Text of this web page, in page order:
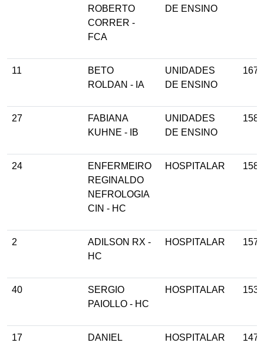
ROBERTO
CORRER -
FCA
DE ENSINO
11
BETO
ROLDAN - IA
UNIDADES
DE ENSINO
167
27
FABIANA
KUHNE - IB
UNIDADES
DE ENSINO
158
24
ENFERMEIRO
REGINALDO
NEFROLOGIA
CIN - HC
HOSPITALAR 158
2
ADILSON RX -
HC
HOSPITALAR 157
40
SERGIO
PAIOLLO - HC
HOSPITALAR 153
17
DANIEL
HOSPITALAR 147